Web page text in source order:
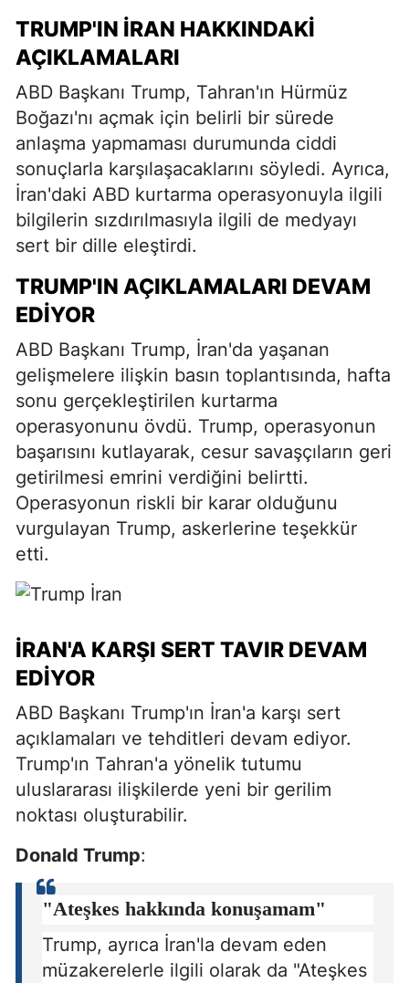
TRUMP'IN İRAN HAKKINDAKI
AÇIKLAMALARI
ABD Başkanı Trump, Tahran'ın Hürmüz
Boğazı'nı açmak için belirli bir sürede
anlaşma yapmaması durumunda ciddi
sonuçlarla karşılaşacaklarını söyledi. Ayrıca,
İran'daki ABD kurtarma operasyonuyla ilgili
bilgilerin sızdırılmasıyla ilgili de medyayı
sert bir dille eleştirdi.
TRUMP'IN AÇIKLAMALARI DEVAM
EDIYOR
ABD Başkanı Trump, İran'da yaşanan
gelişmelere ilişkin basın toplantısında, hafta
sonu gerçekleştirilen kurtarma
operasyonunu övdü. Trump, operasyonun
başarısını kutlayarak, cesur savaşçıların geri
getirilmesi emrini verdiğini belirtti.
Operasyonun riskli bir karar olduğunu
vurgulayan Trump, askerlerine teşekkür
etti.
İRAN'A KARŞI SERT TAVIR DEVAM
EDIYOR
ABD Başkanı Trump'ın İran'a karşı sert
açıklamaları ve tehditleri devam ediyor.
Trump'ın Tahran'a yönelik tutumu
uluslararası ilişkilerde yeni bir gerilim
noktası oluşturabilir.
Donald Trump:
"Ateşkes hakkında konuşamam"
Trump, ayrıca İran'la devam eden
müzakerelerle ilgili olarak da "Ateşkes